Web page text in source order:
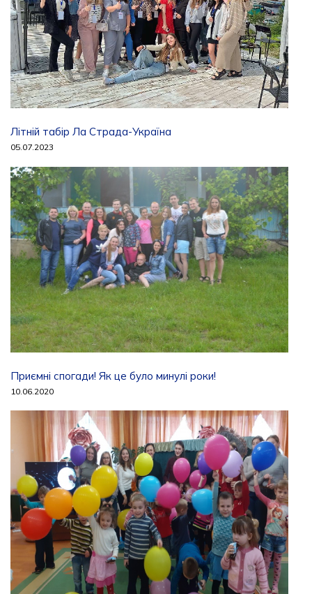
Літній табір Ла Страда-Україна
05.07.2023
Приємні спогади! Як це було минулі роки!
10.06.2020